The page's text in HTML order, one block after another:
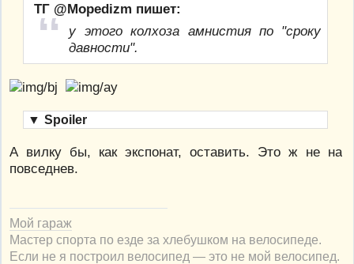
ТГ @Mopedizm пишет:
у этого колхоза амнистия по "сроку
давности".
▼ Spoiler
А вилку бы, как экспонат, оставить. Это ж не на
повседнев.
Мой гараж
Мастер спорта по езде за хлебушком на велосипеде.
Если не я построил велосипед — это не мой велосипед.